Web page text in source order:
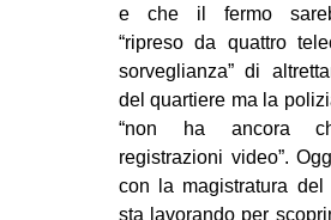
e che il fermo
“ripreso da quattro
sorveglianza” di
del quartiere ma la
“non ha ancora
registrazioni video”.
con la magistratura del
sta lavorando per